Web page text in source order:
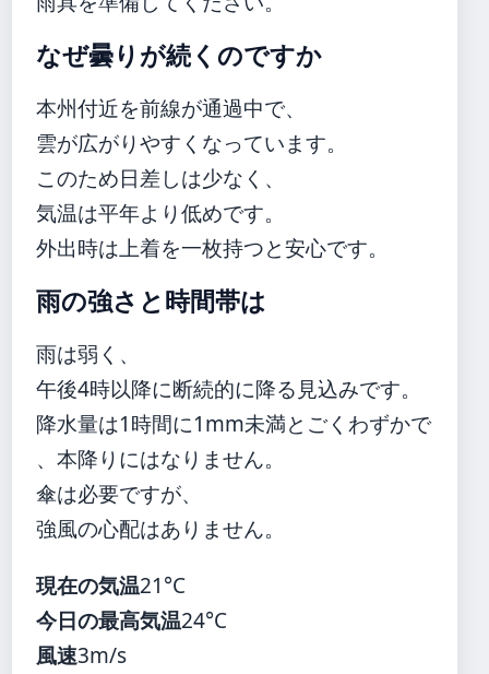
なぜ曇りが続くのですか
本州付近を前線が通過中で、
雲が広がりやすくなっています。
このため日差しは少なく、
気温は平年より低めです。
外出時は上着を一枚持つと安心です。
雨の強さと時間帯は
雨は弱く、
午後4時以降に断続的に降る見込みです。
降水量は1時間に1mm未満とごくわずかで
、本降りにはなりません。
傘は必要ですが、
強風の心配はありません。
現在の気温21°C
今日の最高気温24°C
風速3m/s